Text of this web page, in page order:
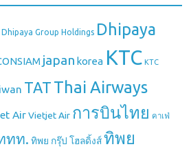
Dhipaya Group Holdings Dhipaya
japan korea KTC KTC
TAT Thai Airways
Air Vietjet Air การบินไทย คาเฟ่
ทท. ทิพย กรุ๊ป โฮลดิ้งส์ ทิพย